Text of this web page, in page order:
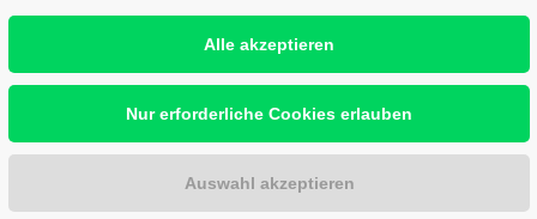
support for our
8:00am - 5:00pm(GMT
KORNATZ / ROBIN ZÖFFZIG